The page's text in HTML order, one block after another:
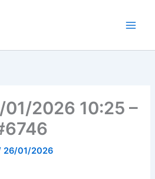
2026 10:25 –
26/01/2026